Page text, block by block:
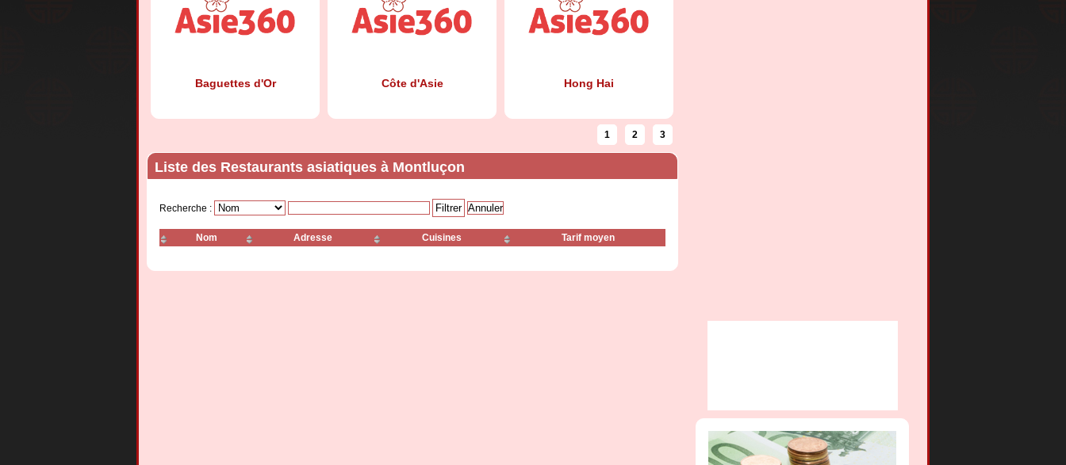
Baguettes d'Or Côte d'Asie Hong Hai
L'Etoile Céleste Le Dragon d'Or Le Kim Lee
1 2 3
Liste des Restaurants asiatiques à Montluçon
Recherche :
Nom Adresse Cuisines Tarif moyen